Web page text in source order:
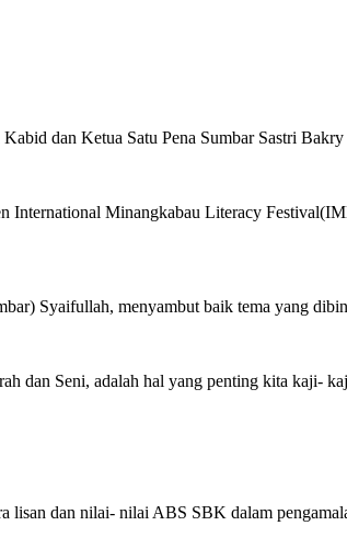
dan Ketua Satu Pena Sumbar Sastri
International Minangkabau Literacy
Syaifullah, menyambut baik tema yang
dan Seni, adalah hal yang penting kita kaji-
lisan dan nilai- nilai ABS SBK dalam